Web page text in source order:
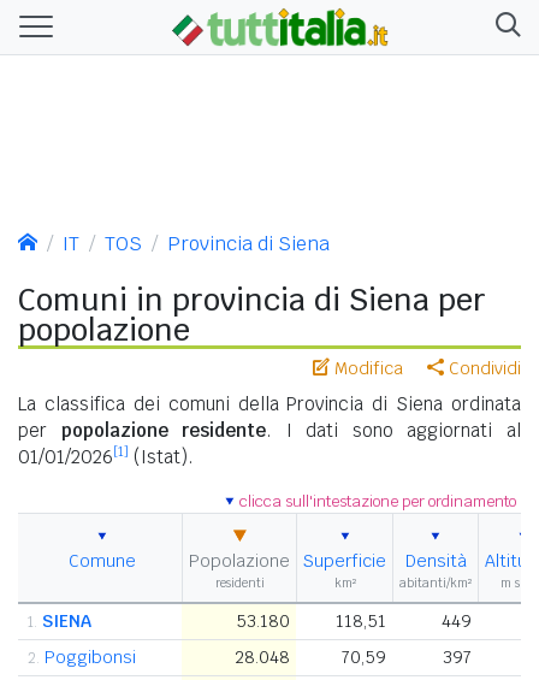
IT TOS Provincia di Siena
Comuni in provincia di Siena per
popolazione
Modifica Condividi
La classifica dei comuni della Provincia di Siena ordinata
per popolazione residente. I dati sono aggiornati al
01/01/2026[1] (Istat).
clicca sull'intestazione per ordinamento
Comune Popolazione
residenti
Superficie
km²
Densità
abitanti/km² m
1. SIENA 53.180 118,51 449
2. Poggibonsi 28.048 70,59 397